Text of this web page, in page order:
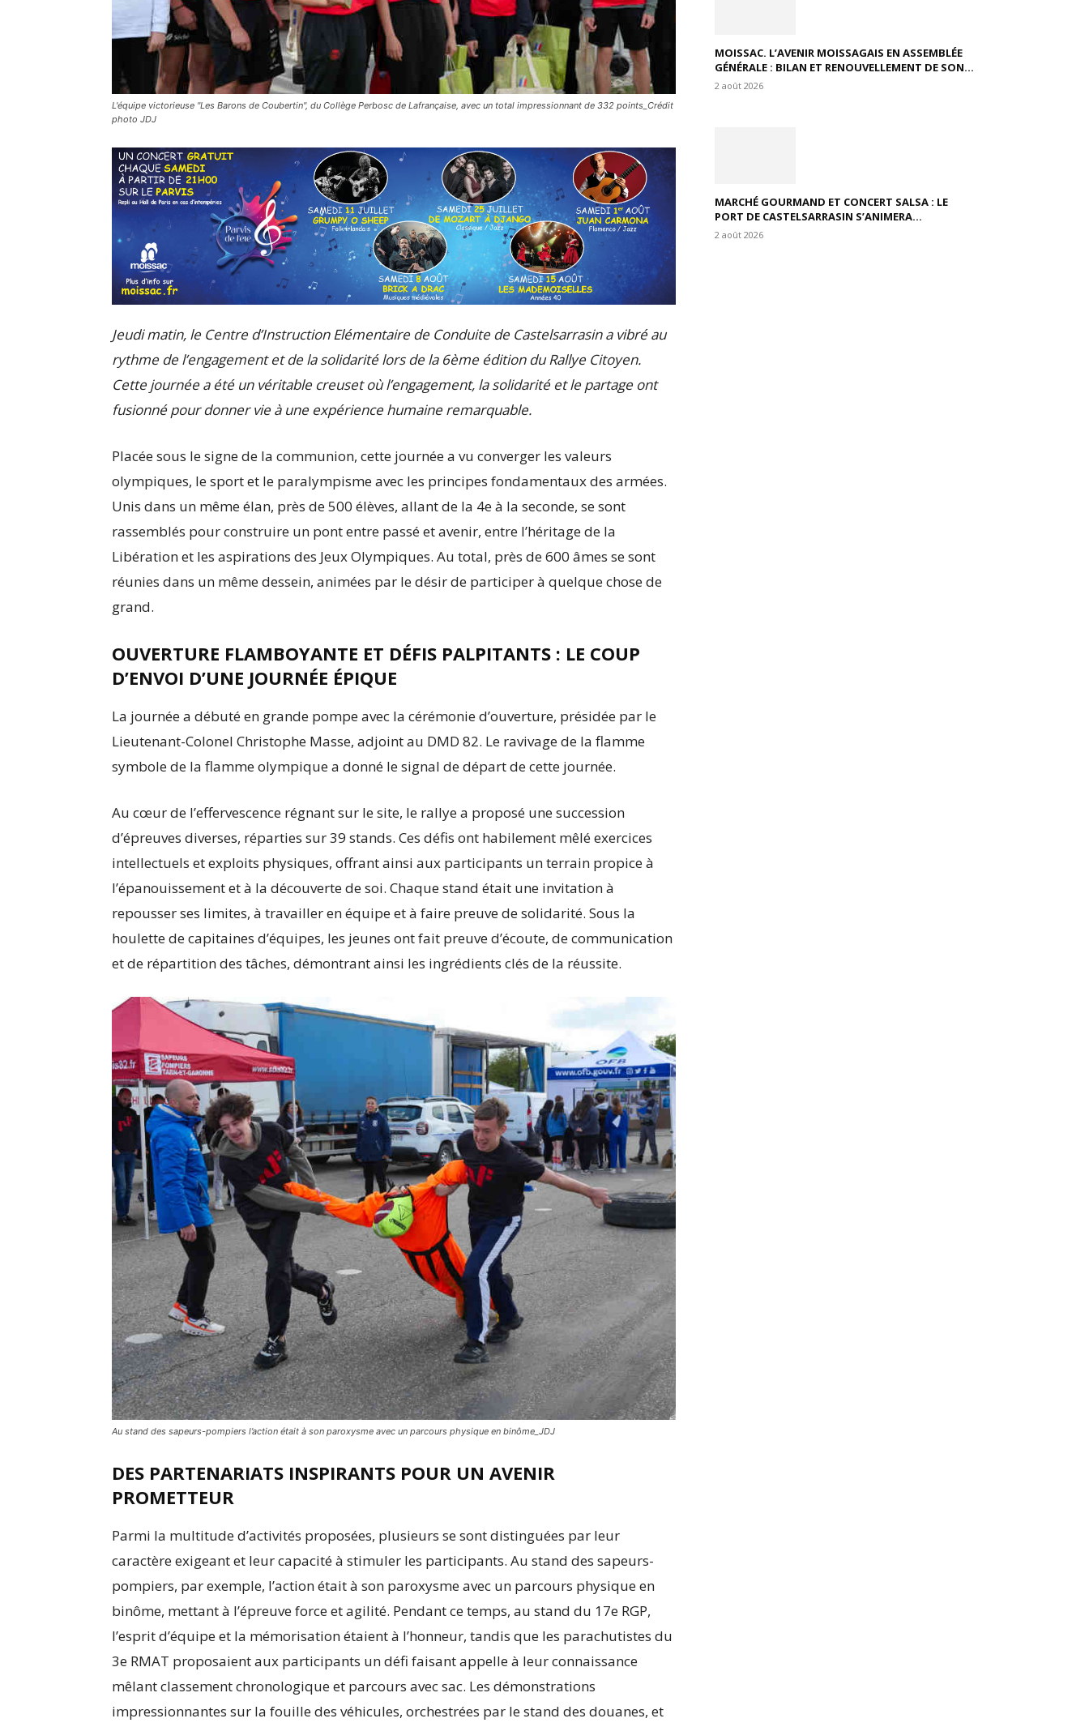
L'équipe victorieuse "Les Barons de Coubertin", du Collège Perbosc de Lafrançaise, avec un total impressionnant de 332 points_Crédit
photo JDJ
Jeudi matin, le Centre d’Instruction Elémentaire de Conduite de Castelsarrasin a vibré au
rythme de l’engagement et de la solidarité lors de la 6ème édition du Rallye Citoyen.
Cette journée a été un véritable creuset où l’engagement, la solidarité et le partage ont
fusionné pour donner vie à une expérience humaine remarquable.
Placée sous le signe de la communion, cette journée a vu converger les valeurs
olympiques, le sport et le paralympisme avec les principes fondamentaux des armées.
Unis dans un même élan, près de 500 élèves, allant de la 4e à la seconde, se sont
rassemblés pour construire un pont entre passé et avenir, entre l’héritage de la
Libération et les aspirations des Jeux Olympiques. Au total, près de 600 âmes se sont
réunies dans un même dessein, animées par le désir de participer à quelque chose de
grand.
OUVERTURE FLAMBOYANTE ET DÉFIS PALPITANTS : LE COUP
D’ENVOI D’UNE JOURNÉE ÉPIQUE
La journée a débuté en grande pompe avec la cérémonie d’ouverture, présidée par le
Lieutenant-Colonel Christophe Masse, adjoint au DMD 82. Le ravivage de la flamme
symbole de la flamme olympique a donné le signal de départ de cette journée.
Au cœur de l’effervescence régnant sur le site, le rallye a proposé une succession
d’épreuves diverses, réparties sur 39 stands. Ces défis ont habilement mêlé exercices
intellectuels et exploits physiques, offrant ainsi aux participants un terrain propice à
l’épanouissement et à la découverte de soi. Chaque stand était une invitation à
repousser ses limites, à travailler en équipe et à faire preuve de solidarité. Sous la
houlette de capitaines d’équipes, les jeunes ont fait preuve d’écoute, de communication
et de répartition des tâches, démontrant ainsi les ingrédients clés de la réussite.
Au stand des sapeurs-pompiers l’action était à son paroxysme avec un parcours physique en binôme_JDJ
DES PARTENARIATS INSPIRANTS POUR UN AVENIR
PROMETTEUR
Parmi la multitude d’activités proposées, plusieurs se sont distinguées par leur
caractère exigeant et leur capacité à stimuler les participants. Au stand des sapeurs-
pompiers, par exemple, l’action était à son paroxysme avec un parcours physique en
binôme, mettant à l’épreuve force et agilité. Pendant ce temps, au stand du 17e RGP,
l’esprit d’équipe et la mémorisation étaient à l’honneur, tandis que les parachutistes du
3e RMAT proposaient aux participants un défi faisant appelle à leur connaissance
mêlant classement chronologique et parcours avec sac. Les démonstrations
impressionnantes sur la fouille des véhicules, orchestrées par le stand des douanes, et
MOISSAC. L’AVENIR MOISSAGAIS EN ASSEMBLÉE
GÉNÉRALE : BILAN ET RENOUVELLEMENT DE SON...
2 août 2026
MARCHÉ GOURMAND ET CONCERT SALSA : LE
PORT DE CASTELSARRASIN S’ANIMERA...
2 août 2026